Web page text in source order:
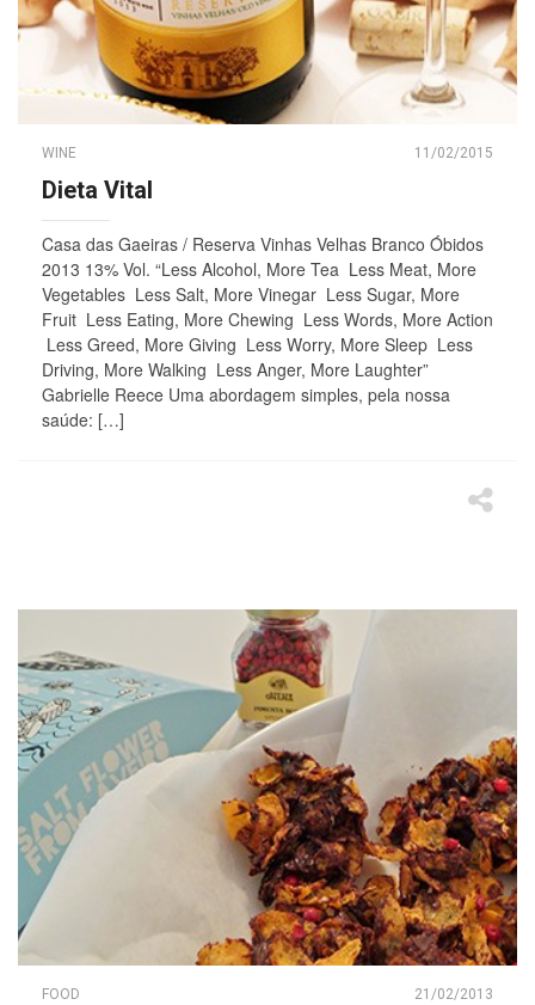
WINE 11/02/2015
Dieta Vital
Casa das Gaeiras / Reserva Vinhas Velhas Branco Óbidos
2013 13% Vol. “Less Alcohol, More Tea Less Meat, More
Vegetables Less Salt, More Vinegar Less Sugar, More
Fruit Less Eating, More Chewing Less Words, More Action
Less Greed, More Giving Less Worry, More Sleep Less
Driving, More Walking Less Anger, More Laughter”
Gabrielle Reece Uma abordagem simples, pela nossa
saúde: […]
FOOD 21/02/2013